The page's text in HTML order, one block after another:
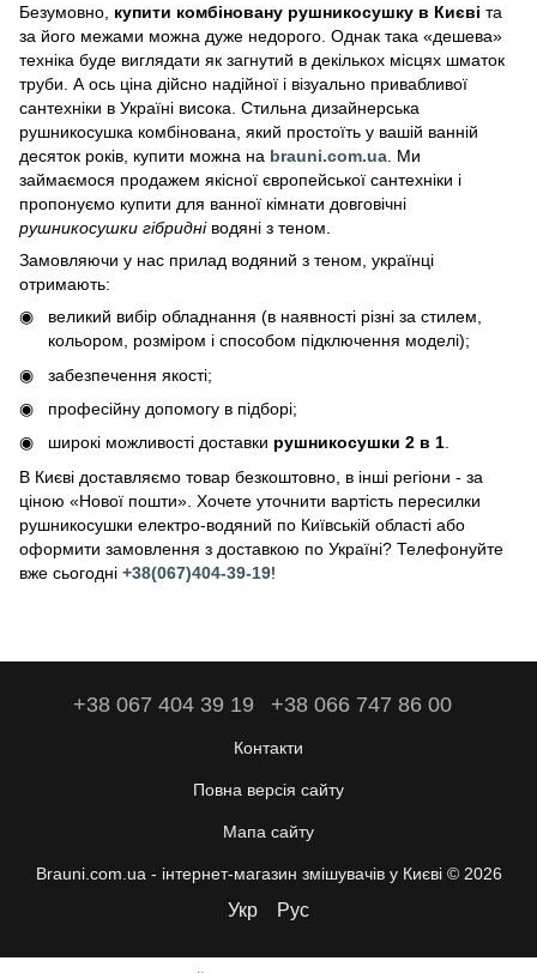
Безумовно, купити комбіновану рушникосушку в Києві та
за його межами можна дуже недорого. Однак така «дешева»
техніка буде виглядати як загнутий в декількох місцях шматок
труби. А ось ціна дійсно надійної і візуально привабливої
сантехніки в Україні висока. Стильна дизайнерська
рушникосушка комбінована, який простоїть у вашій ванній
десяток років, купити можна на brauni.com.ua . Ми
займаємося продажем якісної європейської сантехніки і
пропонуємо купити для ванної кімнати довговічні
рушникосушки гібридніводяні з теном.
Замовляючи у нас прилад водяний з теном, українці
отримають:
великий вибір обладнання (в наявності різні за стилем,
кольором, розміром і способом підключення моделі);
забезпечення якості;
професійну допомогу в підборі;
широкі можливості доставки рушникосушки 2 в 1.
В Києві доставляємо товар безкоштовно, в інші регіони - за
ціною «Нової пошти». Хочете уточнити вартість пересилки
рушникосушки електро-водяний по Київській області або
оформити замовлення з доставкою по Україні? Телефонуйте
вже сьогодні +38(067)404-39-19!
+38 067 404 39 19 +38 066 747 86 00
Контакти
Повна версія сайту
Мапа сайту
Brauni.com.ua - інтернет-магазин змішувачів у Києві © 2026
Укр Рус